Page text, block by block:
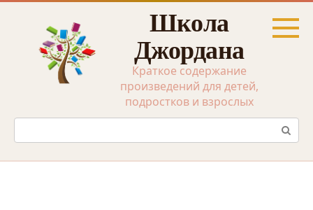
Перейти
Школа
Джордана
Краткое содержание
произведений для детей,
подростков и взрослых
Поиск: